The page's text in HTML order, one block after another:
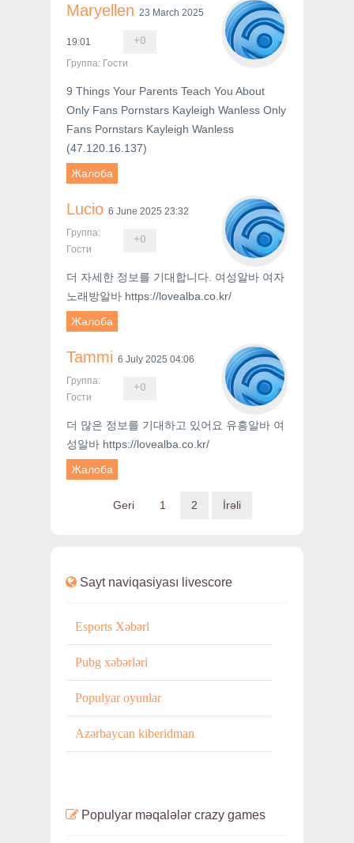
Maryellen 23 March 2025
19:01 +0
Группа: Гости
9 Things Your Parents Teach You About
Only Fans Pornstars Kayleigh Wanless Only
Fans Pornstars Kayleigh Wanless
(47.120.16.137)
Жалоба
Lucio 6 June 2025 23:32
+0
Группа:
Гости
더 자세한 정보를 기대합니다. 여성알바 여자
노래방알바 https://lovealba.co.kr/
Жалоба
Tammi 6 July 2025 04:06
+0
Группа:
Гости
더 많은 정보를 기대하고 있어요 유흥알바 여
성알바 https://lovealba.co.kr/
Жалоба
Geri 1 2 İrəli
Sayt naviqasiyası livescore
Esports Xəbərl
Pubg xəbərləri
Populyar oyunlar
Azərbaycan kiberidman
Populyar məqalələrcrazy games